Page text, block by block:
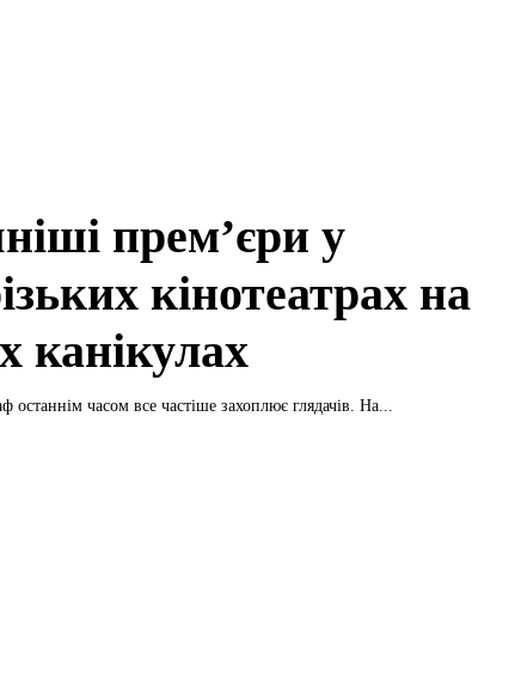
прем’єри у
кінотеатрах на
канікулах
останнім часом все частіше захоплює глядачів. На...